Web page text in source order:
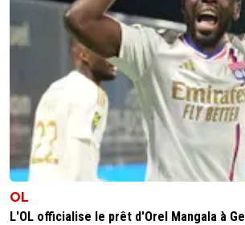
OL
L'OL officialise le prêt d'Orel Mangala à